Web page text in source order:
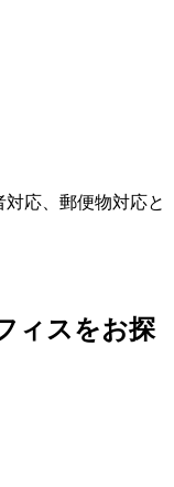
応、郵便物対応と
ィスをお探